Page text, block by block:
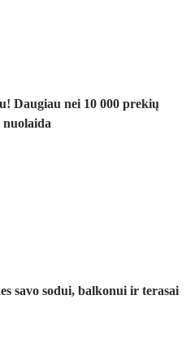
Daugiau nei 10 000 prekių
savo sodui, balkonui ir terasai